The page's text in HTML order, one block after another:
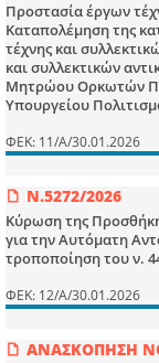
Προστασία έργων
Καταπολέμηση της
τέχνης και
και συλλεκτικών
Μητρώου Ορκωτών
Υπουργείου
ΦΕΚ: 11/Α/30.01.2026
Ν.5272/2026
Κύρωση της
για την Αυτόματη
τροποποίηση του ν.
ΦΕΚ: 12/Α/30.01.2026
ΑΝΑΣΚΟΠΗΣΗ